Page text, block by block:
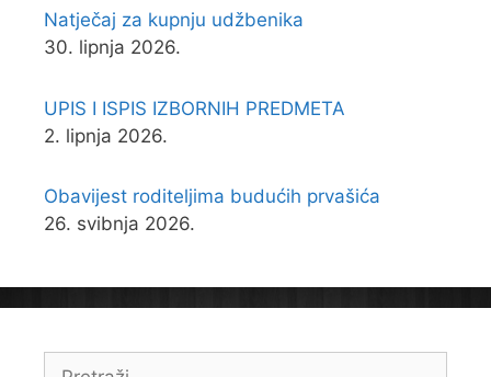
Natječaj za kupnju udžbenika
30. lipnja 2026.
UPIS I ISPIS IZBORNIH PREDMETA
2. lipnja 2026.
Obavijest roditeljima budućih prvašića
26. svibnja 2026.
Pretraži: